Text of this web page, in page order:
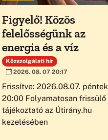
Figyelő! Közös
felelősségünk az
energia és a víz
Közszolgálati hír
2026. 08. 07 20:17
Frissítve: 2026.08.07. péntek
20:00 Folyamatosan frissülő
tájékoztató az Útirány.hu
kezelésében